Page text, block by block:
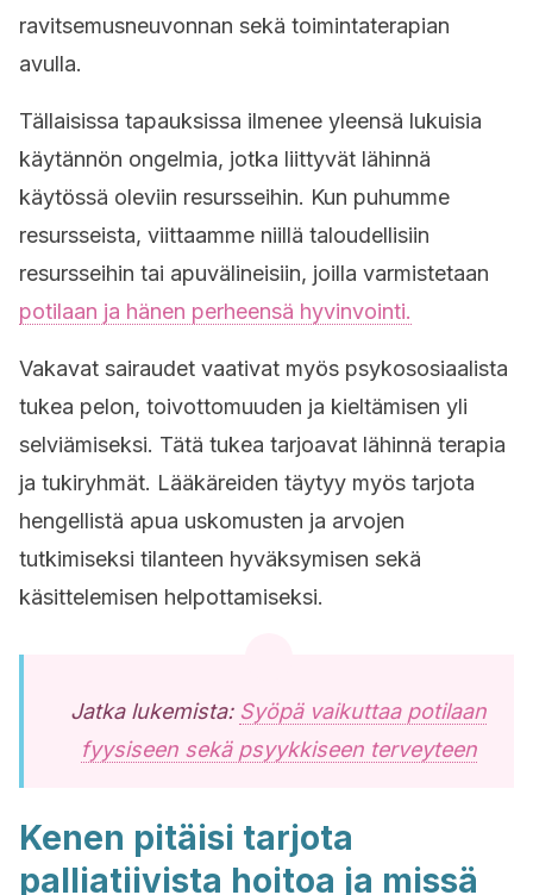
ravitsemusneuvonnan sekä toimintaterapian
avulla.
Tällaisissa tapauksissa ilmenee yleensä lukuisia
käytännön ongelmia, jotka liittyvät lähinnä
käytössä oleviin resursseihin. Kun puhumme
resursseista, viittaamme niillä taloudellisiin
resursseihin tai apuvälineisiin, joilla varmistetaan
potilaan ja hänen perheensä hyvinvointi.
Vakavat sairaudet vaativat myös psykososiaalista
tukea pelon, toivottomuuden ja kieltämisen yli
selviämiseksi. Tätä tukea tarjoavat lähinnä terapia
ja tukiryhmät. Lääkäreiden täytyy myös tarjota
hengellistä apua uskomusten ja arvojen
tutkimiseksi tilanteen hyväksymisen sekä
käsittelemisen helpottamiseksi.
Jatka lukemista: Syöpä vaikuttaa potilaan
fyysiseen sekä psyykkiseen terveyteen
Kenen pitäisi tarjota
palliatiivista hoitoa ja missä